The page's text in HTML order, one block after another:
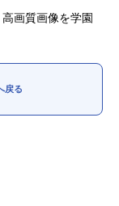
画質画像を学園
戻る